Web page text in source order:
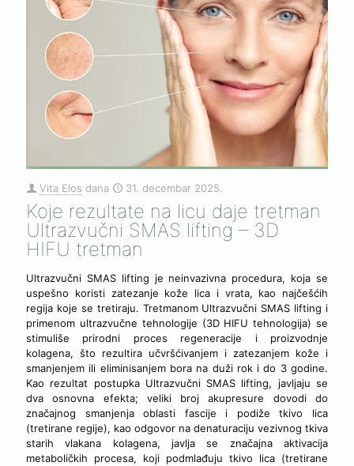
Vita Elos dana 31. decembar 2025.
Koje rezultate na licu daje tretman
Ultrazvučni SMAS lifting – 3D
HIFU tretman
Ultrazvučni SMAS lifting je neinvazivna procedura, koja se
uspešno koristi zatezanje kože lica i vrata, kao najčešćih
regija koje se tretiraju. Tretmanom Ultrazvučni SMAS lifting i
primenom ultrazvučne tehnologije (3D HIFU tehnologija) se
stimuliše prirodni proces regeneracije i proizvodnje
kolagena, što rezultira učvršćivanjem i zatezanjem kože i
smanjenjem ili eliminisanjem bora na duži rok i do 3 godine.
Kao rezultat postupka Ultrazvučni SMAS lifting, javljaju se
dva osnovna efekta; veliki broj akupresure dovodi do
značajnog smanjenja oblasti fascije i podiže tkivo lica
(tretirane regije), kao odgovor na denaturaciju vezivnog tkiva
starih vlakana kolagena, javlja se značajna aktivacija
metaboličkih procesa, koji podmlađuju tkivo lica (tretirane